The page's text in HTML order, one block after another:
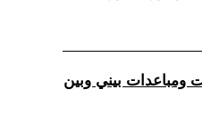
ومباعدات بيني وبين